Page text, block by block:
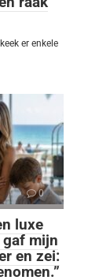
er enkele
0
luxe
mijn
en zei: